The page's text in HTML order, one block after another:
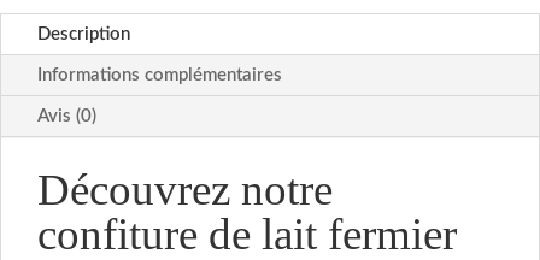
Description
Informations complémentaires
Avis (0)
Découvrez notre
confiture de lait fermier